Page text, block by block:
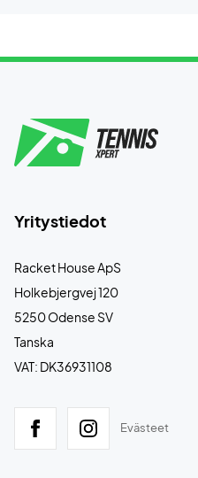
Yritystiedot
Racket House ApS
Holkebjergvej 120
5250 Odense SV
Tanska
VAT: DK36931108
Evästeet